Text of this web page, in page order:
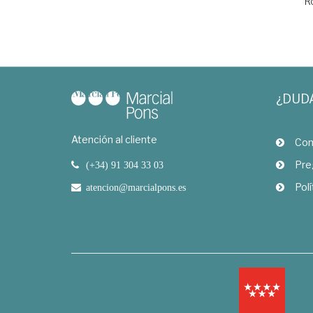
Atención al cliente
(+34) 91 304 33 03
atencion@marcialpons.es